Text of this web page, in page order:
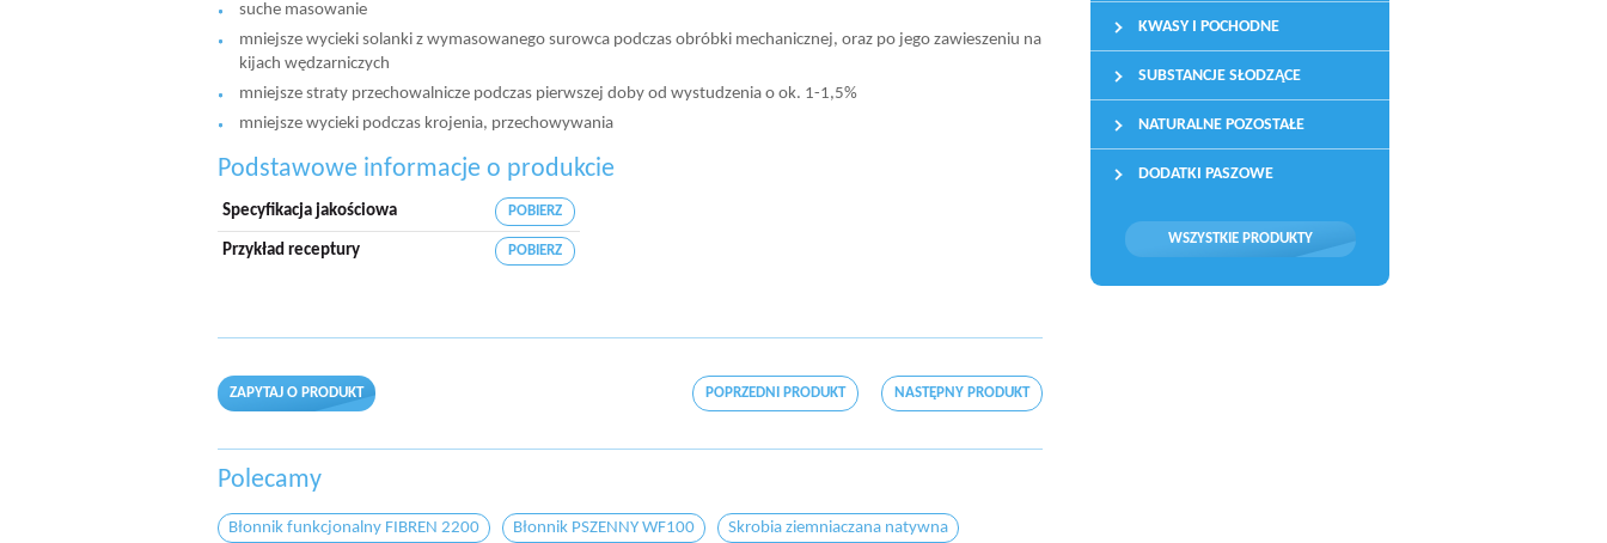
KWASY I POCHODNE
SUBSTANCJE SŁODZĄCE
NATURALNE POZOSTAŁE
DODATKI PASZOWE
WSZYSTKIE PRODUKTY
suche masowanie
mniejsze wycieki solanki z wymasowanego surowca podczas obróbki mechanicznej, oraz po jego zawieszeniu na
kijach wędzarniczych
mniejsze straty przechowalnicze podczas pierwszej doby od wystudzenia o ok. 1-1,5%
mniejsze wycieki podczas krojenia, przechowywania
Podstawowe informacje o produkcie
Specyfikacja jakościowa POBIERZ
Przykład receptury POBIERZ
ZAPYTAJ O PRODUKT POPRZEDNI PRODUKT NASTĘPNY PRODUKT
Polecamy
Błonnik funkcjonalny FIBREN 2200 Błonnik PSZENNY WF100 Skrobia ziemniaczana natywna